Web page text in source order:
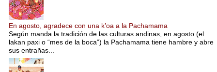
En agosto, agradece con una k’oa a la Pachamama
Según manda la tradición de las culturas andinas, en agosto (el
lakan paxi o “mes de la boca”) la Pachamama tiene hambre y abre
sus entrañas...